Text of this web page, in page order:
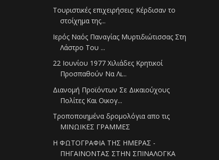
Τουριστικές επιχειρήσεις: Κέρδισαν το
στοίχημα της...
Ιερός Ναός Παναγίας Μυρτιδιώτισσας Στη
Λάστρο Του ...
22 Ιουνίου 1977 Χιλιάδες Κρητικοί
Προσπαθούν Να Λι...
Διανομή Προϊόντων Σε Δικαιούχους
Πολίτες Και Οικογ...
Τροποποιημένα δρομολόγια απο τις
ΜΙΝΩΙΚΕΣ ΓΡΑΜΜΕΣ
Η ΦΩΤΟΓΡΑΦΙΑ ΤΗΣ ΗΜΕΡΑΣ -
ΠΗΓΑΙΝΟΝΤΑΣ ΣΤΗΝ ΣΠΙΝΑΛΟΓΚΑ